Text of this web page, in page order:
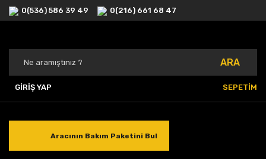
0(536) 586 39 49 0(216) 661 68 47
ARA
GİRİŞ YAP SEPETİM
Aracının Bakım Paketini Bul